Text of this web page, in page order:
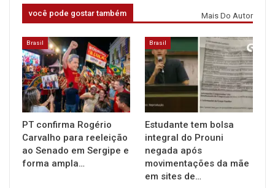
você pode gostar também Mais Do Autor
Brasil
PT confirma Rogério
Carvalho para reeleição
ao Senado em Sergipe e
forma ampla…
Brasil
Estudante tem bolsa
integral do Prouni
negada após
movimentações da mãe
em sites de…